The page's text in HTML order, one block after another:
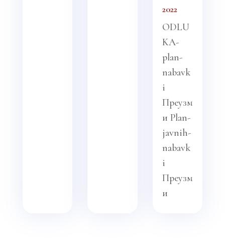
2022
ODLU
KA-
plan-
nabavk
i
Преузм
и Plan-
javnih-
nabavk
i
Преузм
и